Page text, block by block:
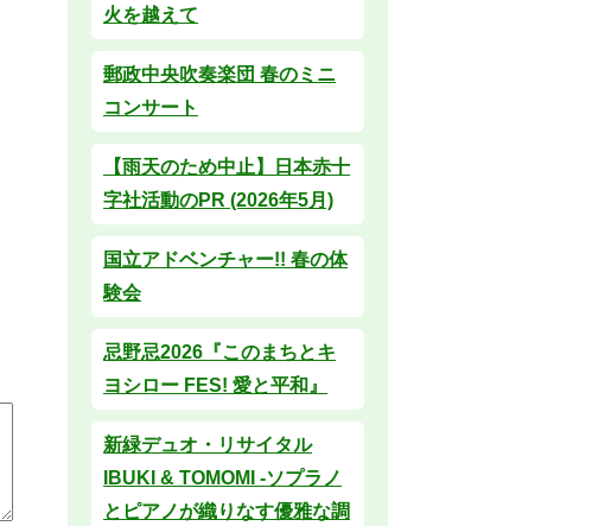
火を越えて
郵政中央吹奏楽団 春のミニ
コンサート
【雨天のため中止】日本赤十
字社活動のPR (2026年5月)
国立アドベンチャー!! 春の体
験会
忌野忌2026『このまちとキ
ヨシロー FES! 愛と平和』
新緑デュオ・リサイタル
IBUKI & TOMOMI -ソプラノ
とピアノが織りなす優雅な調